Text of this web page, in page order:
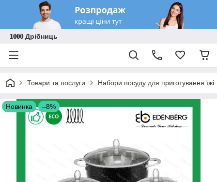
𝟏𝟎𝟎𝟎 Дрібниць
Товари та послуги Набори посуду для приготування їжі
Новинка –8%